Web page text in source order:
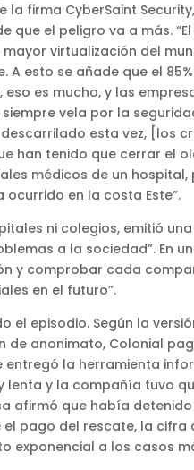
la firma CyberSaint
el peligro va a más.
virtualización del
A esto se añade que el
es mucho, y las
vela por la
esta vez, [los
han tenido que cerrar el
médicos de un
en la costa Este”.
ni colegios, emitió
a la sociedad”. En
y comprobar cada
en el futuro”.
el episodio. Según la
de anonimato, Colonial
entregó la herramienta
y la compañía tuvo
afirmó que había
el pago del rescate, la
exponencial a los casos